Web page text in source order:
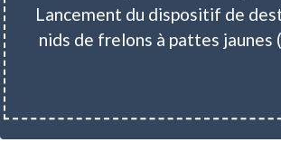
Lancement du dispositif de
nids de frelons à pattes jaunes